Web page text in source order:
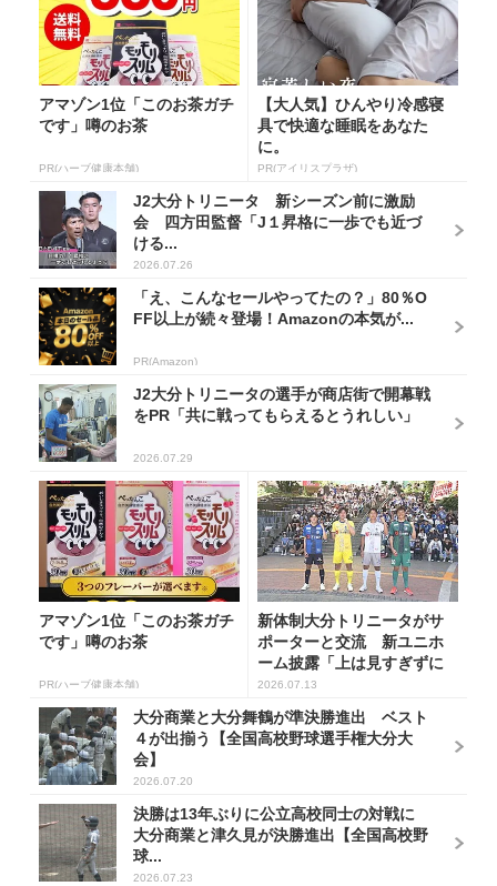
アマゾン1位「このお茶ガチ
です」噂のお茶
PR(ハーブ健康本舗)
【大人気】ひんやり冷感寝
具で快適な睡眠をあなた
に。
PR(アイリスプラザ)
J2大分トリニータ 新シーズン前に激励
会 四方田監督「J１昇格に一歩でも近づ
ける...
2026.07.26
「え、こんなセールやってたの？」80％O
FF以上が続々登場！Amazonの本気が...
PR(Amazon)
J2大分トリニータの選手が商店街で開幕戦
をPR「共に戦ってもらえるとうれしい」
2026.07.29
アマゾン1位「このお茶ガチ
です」噂のお茶
PR(ハーブ健康本舗)
新体制大分トリニータがサ
ポーターと交流 新ユニホ
ーム披露「上は見すぎずに
一歩一歩...
2026.07.13
大分商業と大分舞鶴が準決勝進出 ベスト
４が出揃う【全国高校野球選手権大分大
会】
2026.07.20
決勝は13年ぶりに公立高校同士の対戦に
大分商業と津久見が決勝進出【全国高校野
球...
2026.07.23